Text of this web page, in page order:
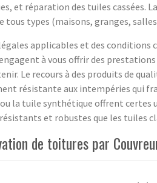
et réparation des tuiles cassées.
tous types (maisons, granges,
applicables et des conditions
à vous offrir des
Le recours à des produits de
résistante aux intempéries qui
la tuile synthétique offrent certes
et robustes que les tuiles
de toitures par